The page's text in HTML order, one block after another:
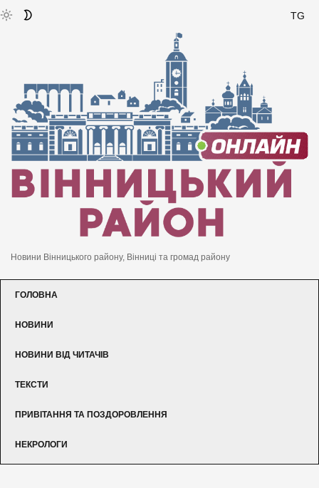
TG
Новини Вінницького району, Вінниці та громад району
ГОЛОВНА
НОВИНИ
НОВИНИ ВІД ЧИТАЧІВ
ТЕКСТИ
ПРИВІТАННЯ ТА ПОЗДОРОВЛЕННЯ
НЕКРОЛОГИ